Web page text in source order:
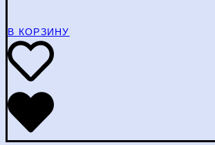
В КОРЗИНУ